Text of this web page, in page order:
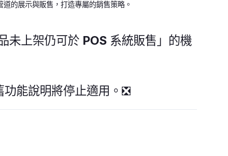
道的展示與販售，打造專屬的銷售策略。
上架仍可於 POS 系統販售」的機
功能說明將停止適用。❎